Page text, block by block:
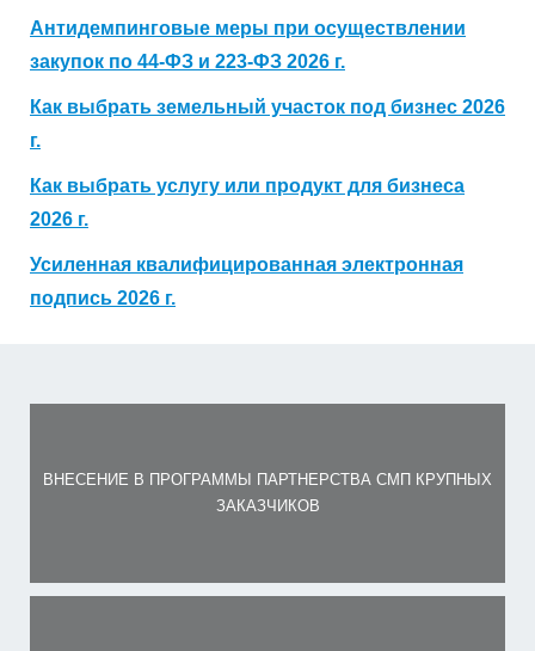
Антидемпинговые меры при осуществлении
закупок по 44-ФЗ и 223-ФЗ 2026 г.
Как выбрать земельный участок под бизнес 2026
г.
Как выбрать услугу или продукт для бизнеса
2026 г.
Усиленная квалифицированная электронная
подпись 2026 г.
ВНЕСЕНИЕ В ПРОГРАММЫ ПАРТНЕРСТВА СМП КРУПНЫХ
ЗАКАЗЧИКОВ